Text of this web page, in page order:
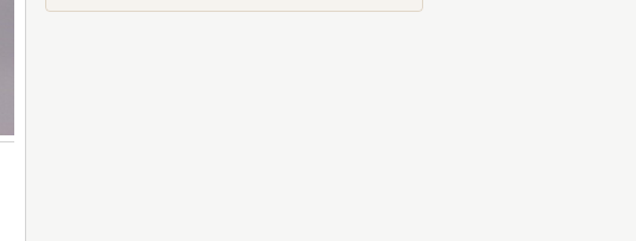
TÜRKİYE VE VİETNAM ARASINDA